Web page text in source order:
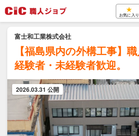
★
お気に入り
富士和工業株式会社
【福島県内の外構工事】
経験者・未経験者歓迎。
2026.03.31 公開